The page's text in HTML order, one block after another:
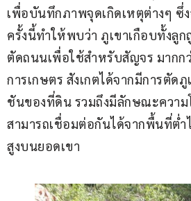
เพื่อบันทึกภาพจุดเกิดเหตุต่างๆ ซึ่
ครั้งนี้ทำให้พบว่า ภูเขาเกือบทั้งลู
ตัดถนนเพื่อใช้สำหรับสัญจร มากก
การเกษตร สังเกตได้จากมีการตัด
ชันของที่ดิน รวมถึงมีลักษณะความ
สามารถเชื่อมต่อกันได้จากพื้นที่ต่
สูงบนยอดเขา